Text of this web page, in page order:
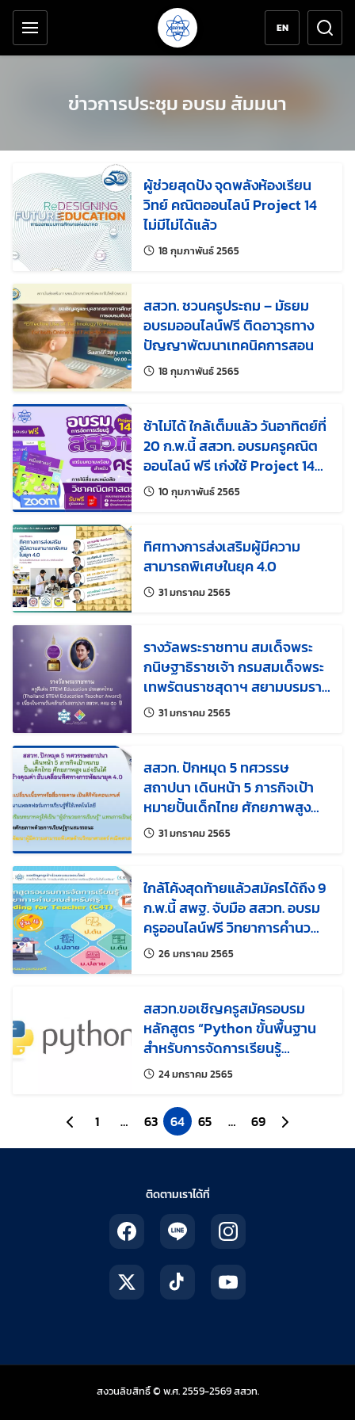
ข้ามไปยังเนื้อหาหลัก
เครื่องมือช่วยเหลือ
EN
ข่าวการประชุม อบรม สัมมนา
ผู้ช่วยสุดปัง จุดพลังห้องเรียน
วิทย์ คณิตออนไลน์ Project 14
ไม่มีไม่ได้แล้ว
18 กุมภาพันธ์ 2565แก้ไขล่าสุดเมื่อ:
สสวท. ชวนครูประถม – มัธยม
อบรมออนไลน์ฟรี ติดอาวุธทาง
ปัญญาพัฒนาเทคนิคการสอน
18 กุมภาพันธ์ 2565แก้ไขล่าสุดเมื่อ:
ช้าไม่ได้ ใกล้เต็มแล้ว วันอาทิตย์ที่
20 ก.พ.นี้ สสวท. อบรมครูคณิต
ออนไลน์ ฟรี เก่งใช้ Project 14
จัดการเรียนรู้โดนใจวัยมัธยม
10 กุมภาพันธ์ 2565แก้ไขล่าสุดเมื่อ:
ทิศทางการส่งเสริมผู้มีความ
สามารถพิเศษในยุค 4.0
31 มกราคม 2565แก้ไขล่าสุดเมื่อ:
รางวัลพระราชทาน สมเด็จพระ
กนิษฐาธิราชเจ้า กรมสมเด็จพระ
เทพรัตนราชสุดาฯ สยามบรมราช
กุมารี รางวัลครูดีเด่น STEM
31 มกราคม 2565แก้ไขล่าสุดเมื่อ:
สสวท. ปักหมุด 5 ทศวรรษ
สถาปนา เดินหน้า 5 ภารกิจเป้า
หมายปั้นเด็กไทย ศักยภาพสูง
แข่งขันได้ สร้างคุณค่า ขับเคลื่อน
31 มกราคม 2565แก้ไขล่าสุดเมื่อ:
ใกล้โค้งสุดท้ายแล้วสมัครได้ถึง 9
ก.พ.นี้ สพฐ. จับมือ สสวท. อบรม
ครูออนไลน์ฟรี วิทยาการคำนวณ
สำหรับครู รุ่นที่ 4
26 มกราคม 2565แก้ไขล่าสุดเมื่อ:
สสวท.ขอเชิญครูสมัครอบรม
หลักสูตร “Python ขั้นพื้นฐาน
สำหรับการจัดการเรียนรู้
วิทยาการคำนวณ ระดับ
24 มกราคม 2565แก้ไขล่าสุดเมื่อ:
ไปยังหน้าก่อนหน้า
1 … 63 64 65 … 69 ไปยังหน้าถัดไป
ติดตามเราได้ที่
สงวนลิขสิทธิ์ © พ.ศ. 2559-2569สสวท.สถาบันส่งเสริมการสอ